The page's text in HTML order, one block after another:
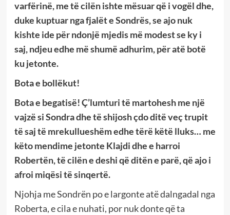
varfërinë, me të cilën ishte mësuar që i vogël dhe,
duke kuptuar nga fjalët e Sondrës, se ajo nuk
kishte ide për ndonjë mjedis më modest se ky i
saj, ndjeu edhe më shumë adhurim, për atë botë
ku jetonte.
Bota e bollëkut!
Bota e begatisë! Ç’lumturi të martohesh me një
vajzë si Sondra dhe të shijosh çdo ditë veç trupit
të saj të mrekullueshëm edhe tërë këtë lluks… me
këto mendime jetonte Klajdi dhe e harroi
Robertën, të cilën e deshi që ditën e parë, që ajo i
afroi miqësi të sinqertë.
Njohja me Sondrën po e largonte atë dalngadal nga
Roberta, e cila e nuhati, por nuk donte që ta